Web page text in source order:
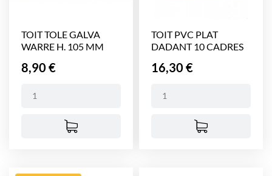
TOIT TOLE GALVA
WARRE H. 105 MM
Prix
8,90 €
TOIT PVC PLAT
DADANT 10 CADRES
Prix
16,30 €